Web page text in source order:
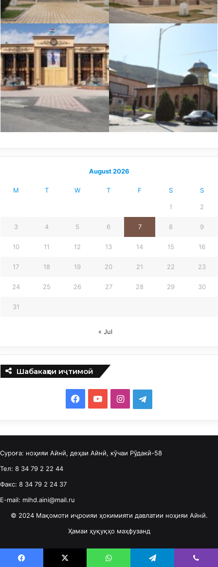
August 2026
M T W T F S S
1 2
3 4 5 6 7 8 9
10 11 12 13 14 15 16
17 18 19 20 21 22 23
24 25 26 27 28 29 30
31
« Jul
Шабакаҳои иҷтимоӣ
a
c
e
o
k
o
u
T
e
I
n
s
t
r
a
e
l
e
a
m
Суроға: ноҳияи Айнӣ, деҳаи Айнӣ, кӯчаи Рӯдакӣ-58
Тел: 8 34 79 2 22 44
Факс: 8 34 79 2 24 37
E-mail: mihd.aini@mail.ru
© 2024 Мақомоти иҷроияи ҳокимияти давлатии ноҳияи Айнӣ.
Ҳамаи ҳуқуқҳо маҳфузанд